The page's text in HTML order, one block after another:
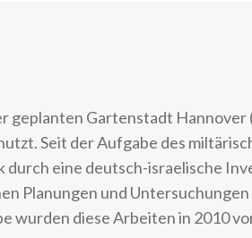
geplanten Gartenstadt
Seit der Aufgabe des
durch eine deutsch-israelische
Planungen und
wurden diese Arbeiten in 2010